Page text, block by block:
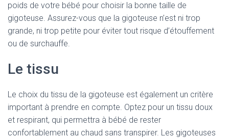
poids de votre bébé pour choisir la bonne taille de
gigoteuse. Assurez-vous que la gigoteuse n’est ni trop
grande, ni trop petite pour éviter tout risque d’étouffement
ou de surchauffe.
Le tissu
Le choix du tissu de la gigoteuse est également un critère
important à prendre en compte. Optez pour un tissu doux
et respirant, qui permettra à bébé de rester
confortablement au chaud sans transpirer. Les gigoteuses